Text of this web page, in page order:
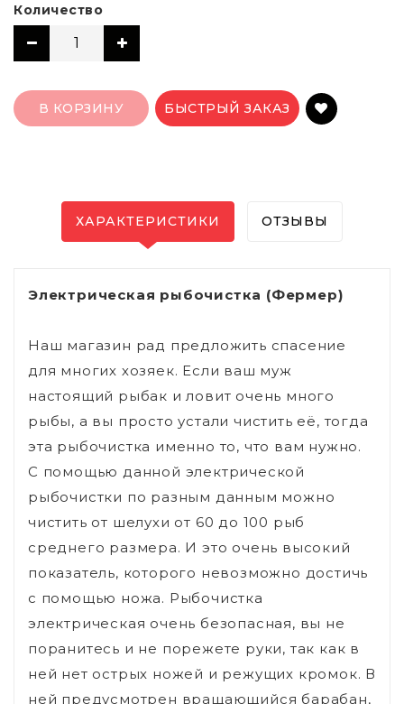
Количество
В КОРЗИНУ БЫСТРЫЙ ЗАКАЗ
ХАРАКТЕРИСТИКИ ОТЗЫВЫ
Электрическая рыбочистка (Фермер)
Наш магазин рад предложить спасение
для многих хозяек. Если ваш муж
настоящий рыбак и ловит очень много
рыбы, а вы просто устали чистить её, тогда
эта рыбочистка именно то, что вам нужно.
С помощью данной электрической
рыбочистки по разным данным можно
чистить от шелухи от 60 до 100 рыб
среднего размера. И это очень высокий
показатель, которого невозможно достичь
с помощью ножа. Рыбочистка
электрическая очень безопасная, вы не
поранитесь и не порежете руки, так как в
ней нет острых ножей и режущих кромок. В
ней предусмотрен вращающийся барабан,